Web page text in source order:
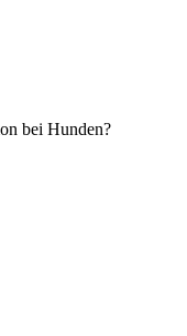
bei Hunden?